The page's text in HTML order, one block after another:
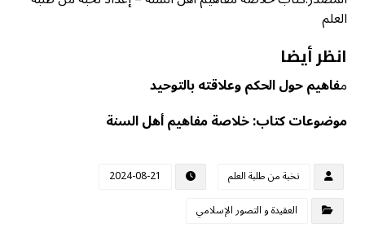
العلم
انظر أيضا
مفاهيم حول الحكم وعلاقته بالتوحيد
موضوعات كتاب: خلاصة مفاهيم أهل السنة
نخبة من طلبة العلم
2024-08-21
العقيدة و التصور الإسلامي